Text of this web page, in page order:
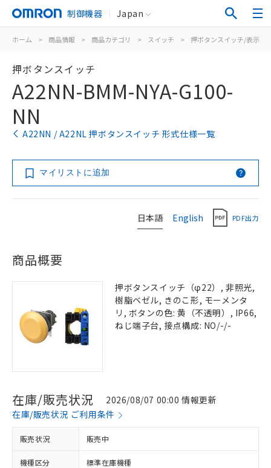
制御機器 Japan
ホーム > 商品情報 > 商品カテゴリ > スイッチ > 押ボタンスイッチ/表示灯
押ボタンスイッチ
A22NN-BMM-NYA-G100-
NN
A22NN / A22NL 押ボタンスイッチ 形式仕様一覧
マイリストに追加
日本語 English PDF出力
商品概要
押ボタンスイッチ（φ22）, 非照光,
樹脂ベゼル, きのこ形, モーメンタ
リ, ボタンの色: 黄（不透明）, IP66,
ねじ端子台, 接点構成: NO/-/-
在庫/販売状況
2026/08/07 00:00 情報更新
在庫/販売状況 ご利用条件
販売状況 販売中
機種区分 標準在庫機種